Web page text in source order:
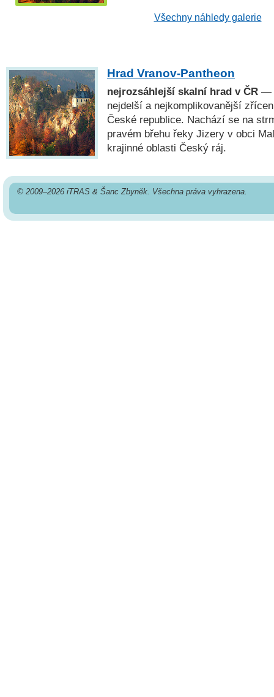
Všechny náhledy galerie
Hrad Vranov-Pantheon
nejrozsáhlejší skalní hrad v ČR —
nejdelší a nejkomplikovanější
České republice. Nachází se na
pravém břehu řeky Jizery v obci
krajinné oblasti Český ráj.
© 2009–2026 iTRAS & Šanc Zbyněk. Všechna práva vyhrazena.